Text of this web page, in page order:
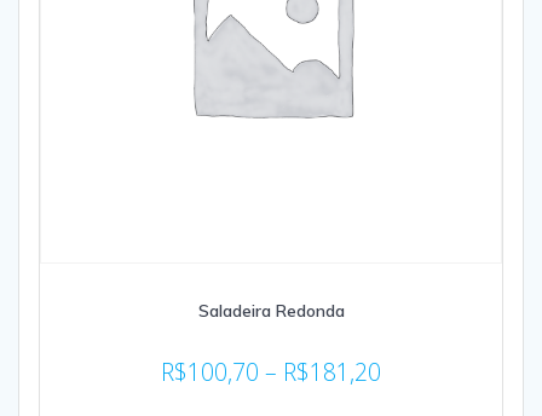
Saladeira Redonda
R$100,70 – R$181,20